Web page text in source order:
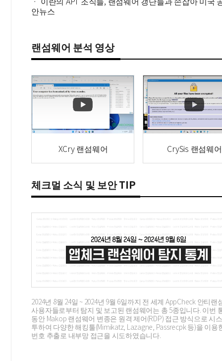
안뉴스
랜섬웨어 분석 영상
XCry 랜섬웨어 CrySis 랜섬웨어
체크멀 소식 및 보안 TIP
2024년 8월 24일 ~ 2024년 9월 6일까지 전 세계 AppCheck 안티랜
사용자들로부터 탐지 및 보고된 랜섬웨어는 총 5종입니다. 이번
동안 Makop 랜섬웨어 변종은 원격 제어(RDP) 접근 방식으로 시
투하여 다양한 해킹툴(Mimikatz, Lazagne, Passrecpk 등)을 이용
번호 추출로 내부망 접근을 시도하였습니다.